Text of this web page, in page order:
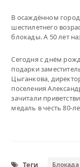
В осаждённом
шестилетнего
блокады. А 50 лет
Сегодня с днём
подарки
Цыганкова,
поселения
зачитали
медаль в честь 80-
Теги